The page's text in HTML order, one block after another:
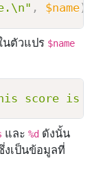
, $name)
นตัวแปร $name
his score is
และ%d ดังนั้น
งเป็นข้อมูลที่